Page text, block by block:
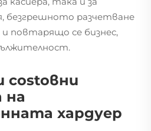
безгрешното разчетване
и повтарящо се бизнес,
costoвни
на
хардуер